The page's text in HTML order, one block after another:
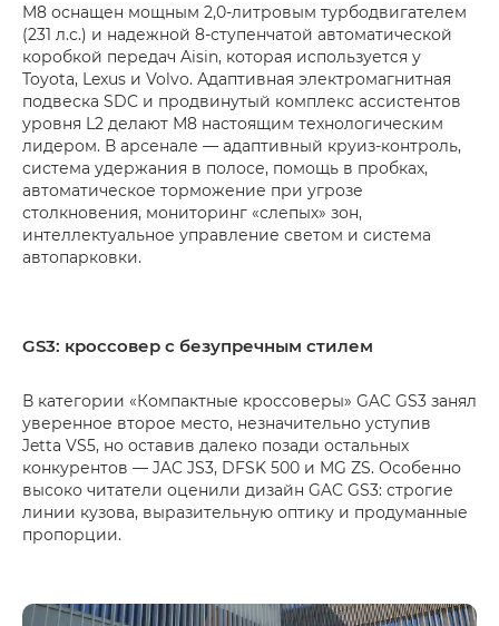
M8 оснащен мощным 2,0-литровым турбодвигателем
(231 л.с.) и надежной 8-ступенчатой автоматической
коробкой передач Aisin, которая используется у
Toyota, Lexus и Volvo. Адаптивная электромагнитная
подвеска SDC и продвинутый комплекс ассистентов
уровня L2 делают М8 настоящим технологическим
лидером. В арсенале — адаптивный круиз-контроль,
система удержания в полосе, помощь в пробках,
автоматическое торможение при угрозе
столкновения, мониторинг «слепых» зон,
интеллектуальное управление светом и система
автопарковки.
GS3: кроссовер с безупречным стилем
В категории «Компактные кроссоверы» GAC GS3 занял
уверенное второе место, незначительно уступив
Jetta VS5, но оставив далеко позади остальных
конкурентов — JAC JS3, DFSK 500 и MG ZS. Особенно
высоко читатели оценили дизайн GAC GS3: строгие
линии кузова, выразительную оптику и продуманные
пропорции.